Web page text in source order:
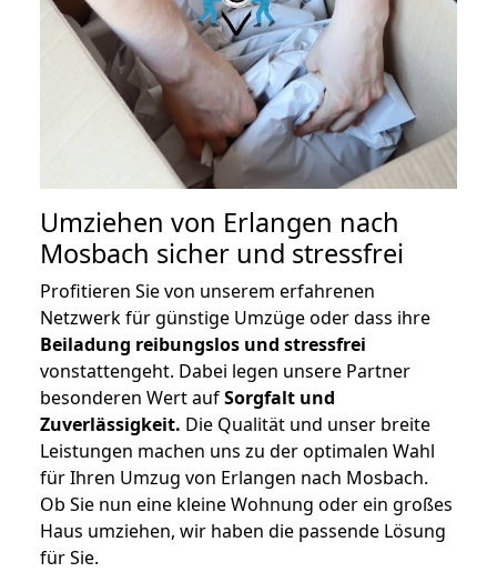
Umziehen von Erlangen nach
Mosbach sicher und stressfrei
Profitieren Sie von unserem erfahrenen
Netzwerk für günstige Umzüge oder dass ihre
Beiladung reibungslos und stressfrei
vonstattengeht. Dabei legen unsere Partner
besonderen Wert aufSorgfalt und
Zuverlässigkeit. Die Qualität und unser breite
Leistungen machen uns zu der optimalen Wahl
für Ihren Umzug von Erlangen nach Mosbach.
Ob Sie nun eine kleine Wohnung oder ein großes
Haus umziehen, wir haben die passende Lösung
für Sie.